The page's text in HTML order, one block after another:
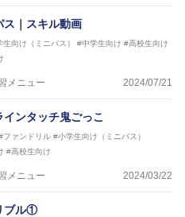
ナルキャンプヘッドコーチ
ナルキャンプヘッドコーチ
代表サポートコーチ
ナルキャンプヘッドコーチ
ナルキャンプヘッドコーチ
ナルキャンプヘッドコーチ
ナルキャンプヘッドコーチ
子日本代表サポートコーチ
代表アシスタントコーチ
ス｜スキル動画
生向け（ミニバス） #中学生向け #高校生向け
メニュー 2024/07/21
インタッチ鬼ごっこ
ファンドリル #小学生向け（ミニバス）
#高校生向け
メニュー 2024/03/22
ブル①